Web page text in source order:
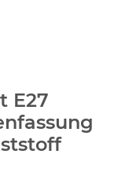
E27